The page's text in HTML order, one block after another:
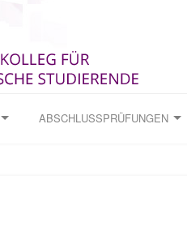
ABSCHLUSSPRÜFUNGEN